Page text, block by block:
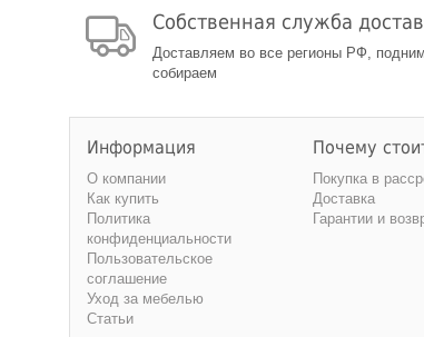
Собственная служба
Доставляем во все регионы РФ,
собираем
Информация
О компании
Как купить
Политика
конфиденциальности
Пользовательское
соглашение
Уход за мебелью
Статьи
Почему
Покупка в
Доставка
Гарантии и